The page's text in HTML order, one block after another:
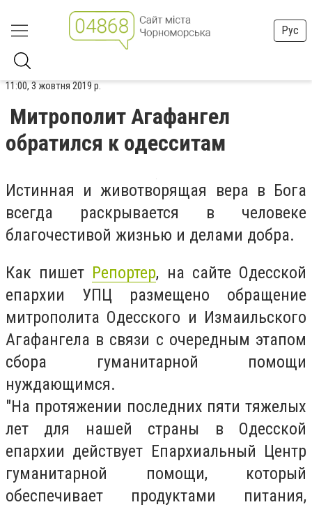
Рус
11:00, 3 жовтня 2019 р.
Митрополит Агафангел
обратился к одесситам
Истинная и животворящая вера в Бога
всегда раскрывается в человеке
благочестивой жизнью и делами добра.
Как пишет Репортер, на сайте Одесской
епархии УПЦ размещено обращение
митрополита Одесского и Измаильского
Агафангела в связи с очередным этапом
сбора гуманитарной помощи
нуждающимся.
"На протяжении последних пяти тяжелых
лет для нашей страны в Одесской
епархии действует Епархиальный Центр
гуманитарной помощи, который
обеспечивает продуктами питания,